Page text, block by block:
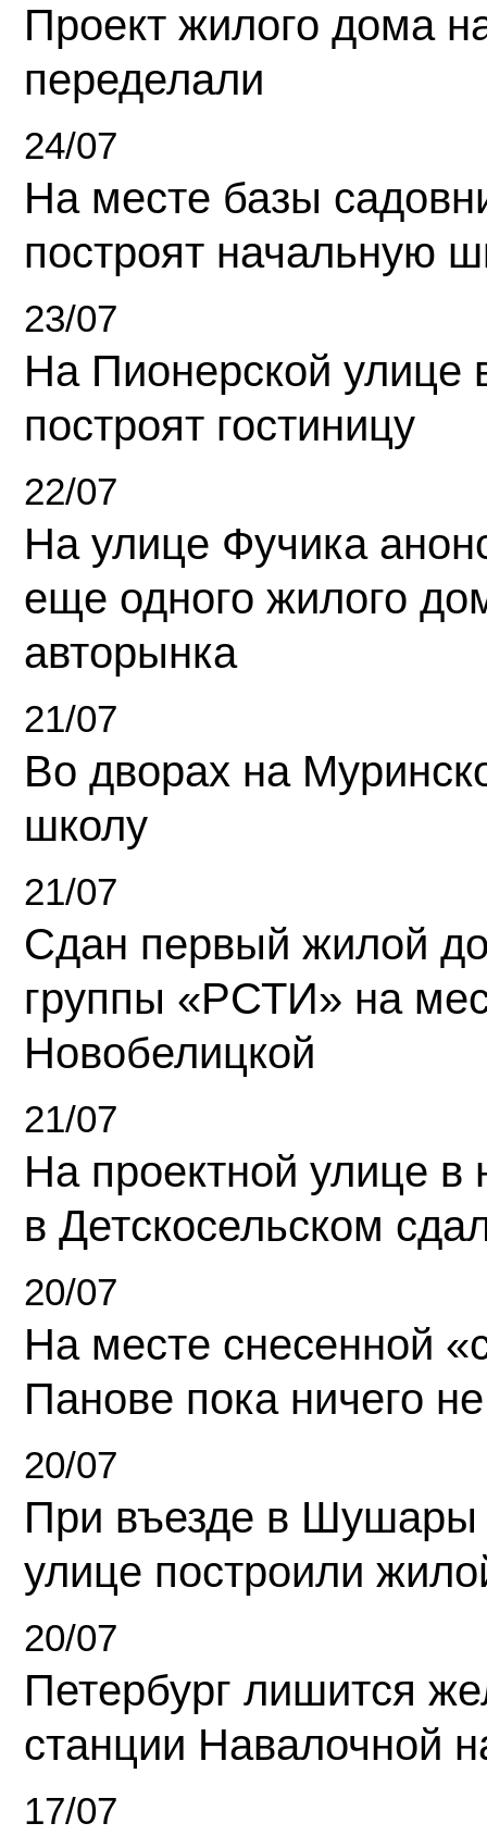
Проект жилого дома
переделали
24/07
На месте базы
построят начальную
23/07
На Пионерской улице
построят гостиницу
22/07
На улице Фучика
еще одного жилого
авторынка
21/07
Во дворах на
школу
21/07
Сдан первый жилой
группы «РСТИ» на
Новобелицкой
21/07
На проектной улице
в Детскосельском
20/07
На месте снесенной
Панове пока ничего
20/07
При въезде в Шушары
улице построили
20/07
Петербург лишится
станции Навалочной
17/07